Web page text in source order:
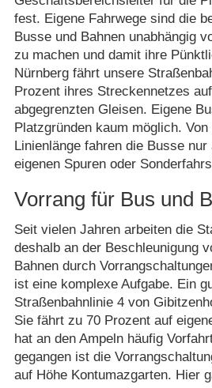
fest. Eigene Fahrwege sind die
Busse und Bahnen unabhängig
zu machen und damit ihre
Nürnberg fährt unsere
Prozent ihres Streckennetzes
abgegrenzten Gleisen. Eigene
Platzgründen kaum möglich.
Linienlänge fahren die Busse
eigenen Spuren oder
Vorrang für Bus und
Seit vielen Jahren arbeiten die
deshalb an der Beschleunigung
Bahnen durch
ist eine komplexe Aufgabe. Ein
Straßenbahnlinie 4 von
Sie fährt zu 70 Prozent auf
hat an den Ampeln häufig
gegangen ist die
auf Höhe Kontumazgarten. Hier